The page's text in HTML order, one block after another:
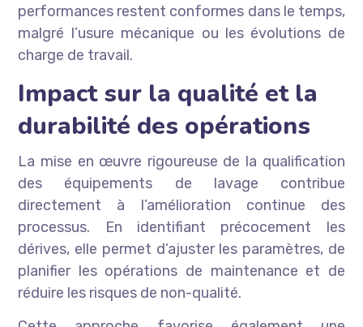
performances restent conformes dans le temps,
malgré l’usure mécanique ou les évolutions de
charge de travail.
Impact sur la qualité et la
durabilité des opérations
La mise en œuvre rigoureuse de la qualification
des équipements de lavage contribue
directement à l’amélioration continue des
processus. En identifiant précocement les
dérives, elle permet d’ajuster les paramètres, de
planifier les opérations de maintenance et de
réduire les risques de non-qualité.